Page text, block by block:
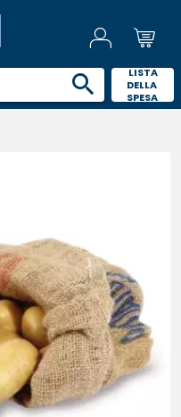
LISTA
DELLA
SPESA